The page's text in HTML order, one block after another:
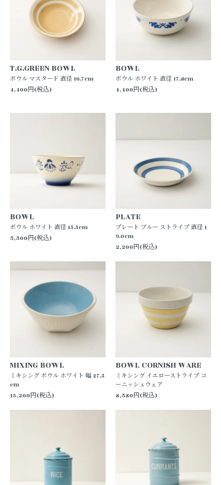
T.G.GREEN BOWL
ボウル マスタード 直径 16.7cm
4,400円(税込)
BOWL
ボウル ホワイト 直径 17.8cm
4,400円(税込)
BOWL
ボウル ホワイト 直径 15.5cm
5,500円(税込)
PLATE
プレート ブルー ストライプ 直径 1
9.0cm
2,200円(税込)
MIXING BOWL
ミキシング ボウル ホワイト 幅 27.5
cm
13,200円(税込)
BOWL CORNISH WARE
ミキシング イエローストライプ コ
ーニッシュウェア
8,580円(税込)